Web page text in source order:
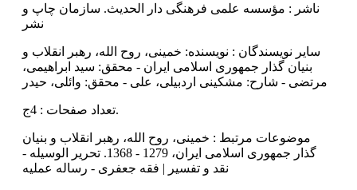
ناشر : مؤسسه علمی فرهنگی دار الحديث. سازمان چاپ و
نشر
سایر نویسندگان : نویسنده: خمینی‌، روح الله، رهبر انقلاب و
بنیان گذار جمهوری اسلامی ایران - محقق: سید ابراهیمی،
مرتضی - شارح: مشکینی اردبیلی، علی - محقق: وائلی، حیدر
تعداد صفحات : 4ج.
موضوعات مرتبط : خمینی، روح الله، رهبر انقلاب و بنیان
گذار جمهوری اسلامی ایران، 1279 - 1368. تحریر الوسیله -
نقد و تفسیر | فقه جعفری - رساله عملیه